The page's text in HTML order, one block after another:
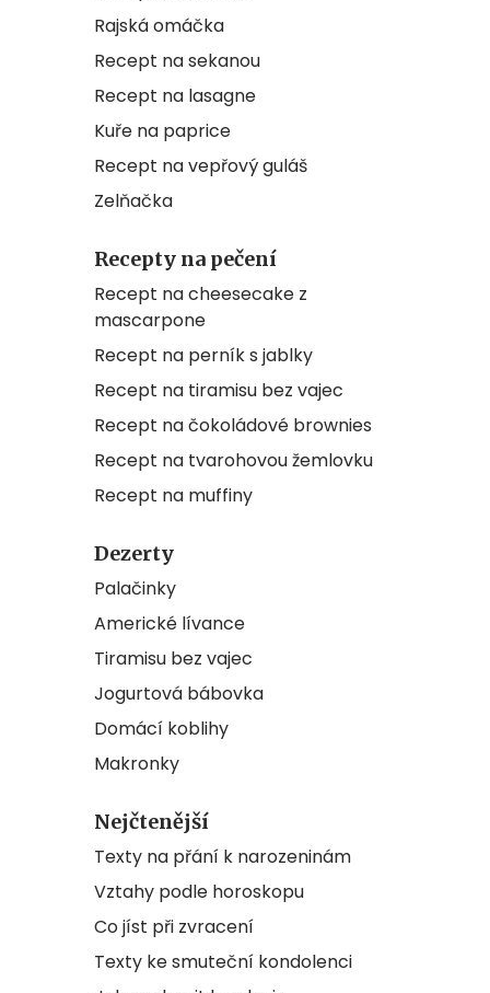
Rajská omáčka
Recept na sekanou
Recept na lasagne
Kuře na paprice
Recept na vepřový guláš
Zelňačka
Recepty na pečení
Recept na cheesecake z
mascarpone
Recept na perník s jablky
Recept na tiramisu bez vajec
Recept na čokoládové brownies
Recept na tvarohovou žemlovku
Recept na muffiny
Dezerty
Palačinky
Americké lívance
Tiramisu bez vajec
Jogurtová bábovka
Domácí koblihy
Makronky
Nejčtenější
Texty na přání k narozeninám
Vztahy podle horoskopu
Co jíst při zvracení
Texty ke smuteční kondolenci